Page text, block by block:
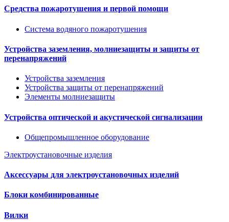
Средства пожаротушения и первой помощи
Система водяного пожаротушения
Устройства заземления, молниезащиты и защиты от
перенапряжений
Устройства заземления
Устройства защиты от перенапряжений
Элементы молниезащиты
Устройства оптической и акустической сигнализации
Общепромышленное оборудование
Электроустановочные изделия
Аксессуары для электроустановочных изделий
Блоки комбинированные
Вилки